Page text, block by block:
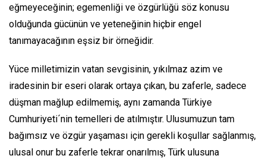
eğmeyeceğinin; egemenliği ve özgürlüğü söz konusu
olduğunda gücünün ve yeteneğinin hiçbir engel
tanımayacağının eşsiz bir örneğidir.
Yüce milletimizin vatan sevgisinin, yıkılmaz azim ve
iradesinin bir eseri olarak ortaya çıkan, bu zaferle, sadece
düşman mağlup edilmemiş, aynı zamanda Türkiye
Cumhuriyeti´nin temelleri de atılmıştır. Ulusumuzun tam
bağımsız ve özgür yaşaması için gerekli koşullar sağlanmış,
ulusal onur bu zaferle tekrar onarılmış, Türk ulusuna